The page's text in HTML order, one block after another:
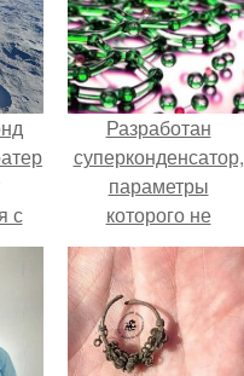
с
9.
Разработан
суперконденсатор,
параметры
которого не
уступают литий -
ионным
аккумуляторам.